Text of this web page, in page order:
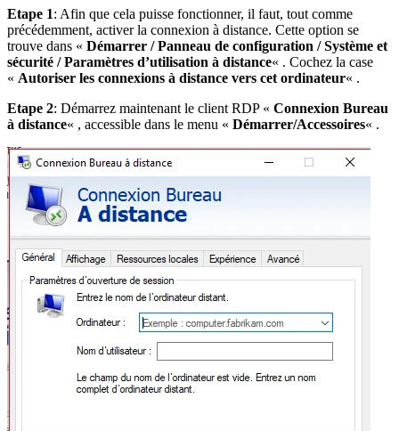
Etape 1: Afin que cela puisse fonctionner, il faut, tout comme
précédemment, activer la connexion à distance. Cette option se
trouve dans « Démarrer / Panneau de configuration / Système et
sécurité / Paramètres d’utilisation à distance« . Cochez la case
« Autoriser les connexions à distance vers cet ordinateur« .
Etape 2: Démarrez maintenant le client RDP « Connexion Bureau
à distance« , accessible dans le menu « Démarrer/Accessoires« .